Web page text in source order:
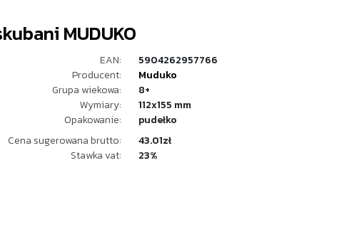
MUDUKO
EAN:
5904262957766
Producent:
Muduko
Grupa wiekowa:
8+
Wymiary:
112x155 mm
Opakowanie:
pudełko
Cena sugerowana brutto:
43.01zł
Stawka vat:
23%